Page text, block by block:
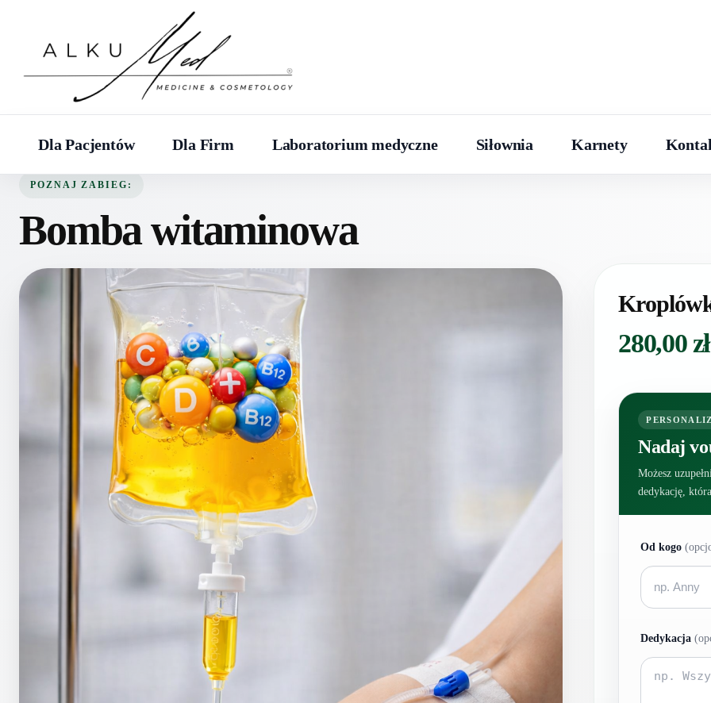
Dla Pacjentów Dla Firm Laboratorium medyczne Siłownia Karnety
POZNAJ ZABIEG:
Bomba witaminowa
280,00 zł
Nadaj
Możesz
dedykację,
Od kogo
Dedykacja